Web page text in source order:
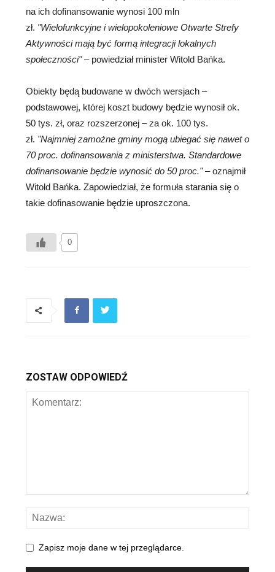
na ich dofinansowanie wynosi 100 mln
zł. Wielofunkcyjne i wielopokoleniowe Otwarte Strefy
Aktywności mają być formą integracji lokalnych
społeczności – powiedział minister Witold Bańka.
Obiekty będą budowane w dwóch wersjach –
podstawowej, której koszt budowy będzie wynosił ok.
50 tys. zł, oraz rozszerzonej – za ok. 100 tys.
zł. Najmniej zamożne gminy mogą ubiegać się nawet o
70 proc. dofinansowania z ministerstwa. Standardowe
dofinansowanie będzie wynosić do 50 proc. – oznajmił
Witold Bańka. Zapowiedział, że formuła starania się o
takie dofinasowanie będzie uproszczona.
0
ZOSTAW ODPOWIEDŹ
Zapisz moje dane w tej przeglądarce.